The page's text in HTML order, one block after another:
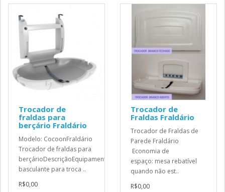
Trocador de
fraldas para
berçário Fraldário
Modelo: CocoonFraldário
Trocador de fraldas para
berçárioDescriçãoEquipamento
basculante para troca ..
R$0,00
Trocador de
Fraldas Fraldário
Trocador de Fraldas de
Parede Fraldário
Economia de
espaço: mesa rebatível
quando não est..
R$0,00